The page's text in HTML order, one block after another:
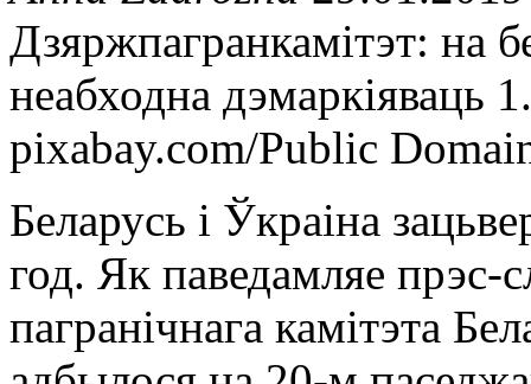
Дзяржпагранкамітэт: на
неабходна дэмаркіяваць
pixabay.com/Public
Беларусь і Ўкраіна
год. Як паведамляе прэс-
пагранічнага камітэта